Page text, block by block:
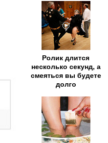
Ролик длится
несколько секунд, а
смеяться вы будете
долго